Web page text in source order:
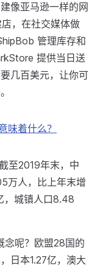
像亚马逊一样的网
，在社交媒体做
管理库存和
提供当日送
几百美元，让你可
味着什么？
至2019年末，中
万人，比上年末增
，城镇人口8.48
念呢？欧盟28国的
日本1.27亿，澳大